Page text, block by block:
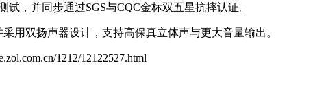
，并同步通过SGS与CQC金标双五星抗摔认证。
用双扬声器设计，支持高保真立体声与更大音量输出。
1212/12122527.html